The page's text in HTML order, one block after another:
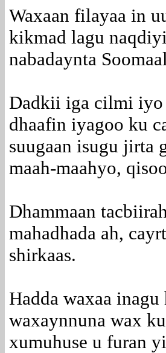
Waxaan filayaa in
kikmad lagu
nabadaynta
Dadkii iga cilmi iyo
dhaafin iyagoo ku
suugaan isugu jirta
maah-maahyo,
Dhammaan
mahadhada ah,
shirkaas.
Hadda waxaa
waxaynnuna wax
xumuhuse u furan